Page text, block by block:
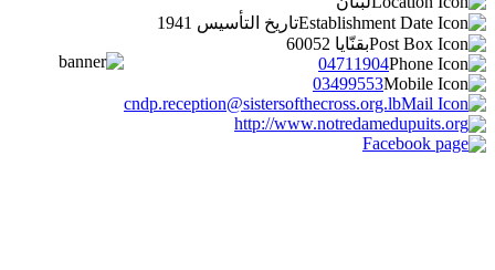
تاريخ التأسيس 1941
بقنّايا 60052
04711904
03499553
cndp.reception@sistersofthecross.org.lb
http://www.notredamedupuits.org
Facebook page